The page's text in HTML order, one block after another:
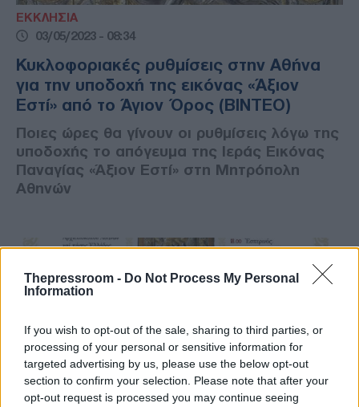
Thepressroom - Do Not Process My Personal
Information
If you wish to opt-out of the sale, sharing to third parties, or
processing of your personal or sensitive information for
targeted advertising by us, please use the below opt-out
section to confirm your selection. Please note that after your
opt-out request is processed you may continue seeing
ΕΚΚΛΗΣΙΑ
03/05/2023 - 08:34
Κυκλοφοριακές ρυθμίσεις στην Αθήνα
για την υποδοχή της εικόνας «Άξιον
Εστί» από το Άγιον Όρος (ΒΙΝΤΕΟ)
Ποιες ώρες θα γίνουν οι ρυθμίσεις λόγω της
υποδοχής το απόγευμα της Ιεράς Εικόνας
Παναγίας «Άξιον Εστί» στη Μητρόπολη
Αθηνών